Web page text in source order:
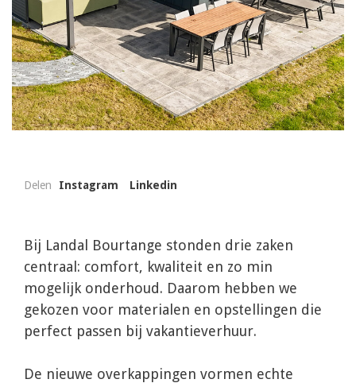
Delen Instagram Linkedin
Bij Landal Bourtange stonden drie zaken
centraal: comfort, kwaliteit en zo min
mogelijk onderhoud. Daarom hebben we
gekozen voor materialen en opstellingen die
perfect passen bij vakantieverhuur.
De nieuwe overkappingen vormen echte